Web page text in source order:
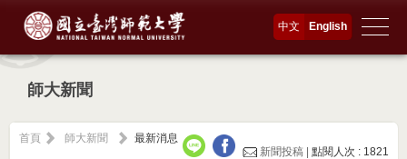
English
中文
師大新聞
首頁 師大新聞
最新消息
新聞投稿 |點閱人次 : 1821